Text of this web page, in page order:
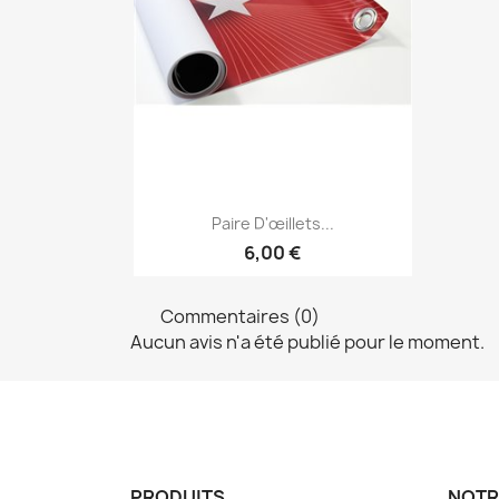
Aperçu rapide
Paire D'œillets...
6,00 €
Commentaires (0)
Aucun avis n'a été publié pour le moment.